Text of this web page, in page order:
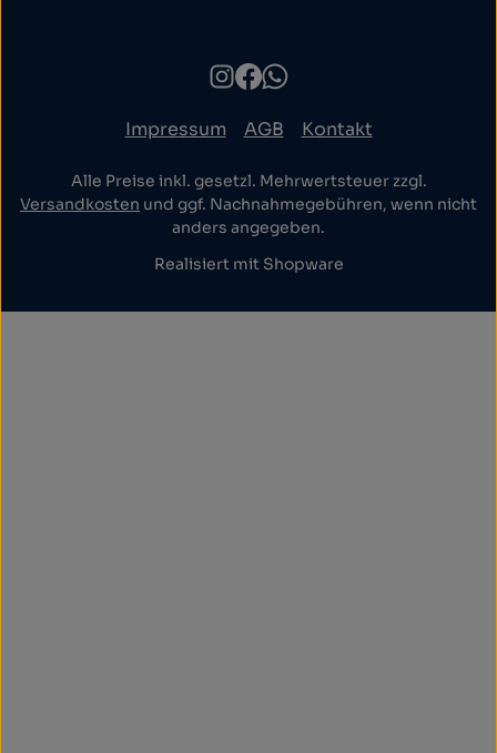
Impressum AGB Kontakt
Alle Preise inkl. gesetzl. Mehrwertsteuer zzgl.
Versandkosten und ggf. Nachnahmegebühren, wenn nicht
anders angegeben.
Realisiert mit Shopware